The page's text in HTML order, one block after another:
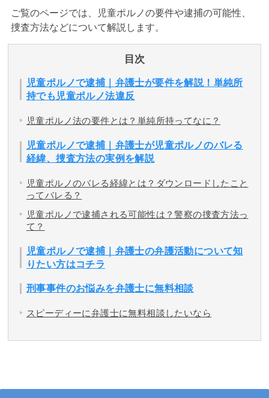
解決実績
ご依頼者からのお手紙
無料相談の口コミ評判
ご覧のページでは、児童ポルノの要件や逮捕の可能性、
捜査方法などについて解説します。
目次
児童ポルノで逮捕｜弁護士が要件を解説！単純所
持でも児童ポルノ法違反
児童ポルノ法の要件とは？単純所持ってなに？
児童ポルノで逮捕｜弁護士が児童ポルノのバレる
経緯、捜査方法の実例を解説
児童ポルノのバレる経緯とは？ダウンロードしたこと
ってバレる？
児童ポルノで逮捕される可能性は？警察の捜査方法っ
て？
児童ポルノで逮捕｜弁護士の弁護活動について知
りたい方はコチラ
刑事事件のお悩みを弁護士に無料相談
スピーディーに弁護士に無料相談したいなら